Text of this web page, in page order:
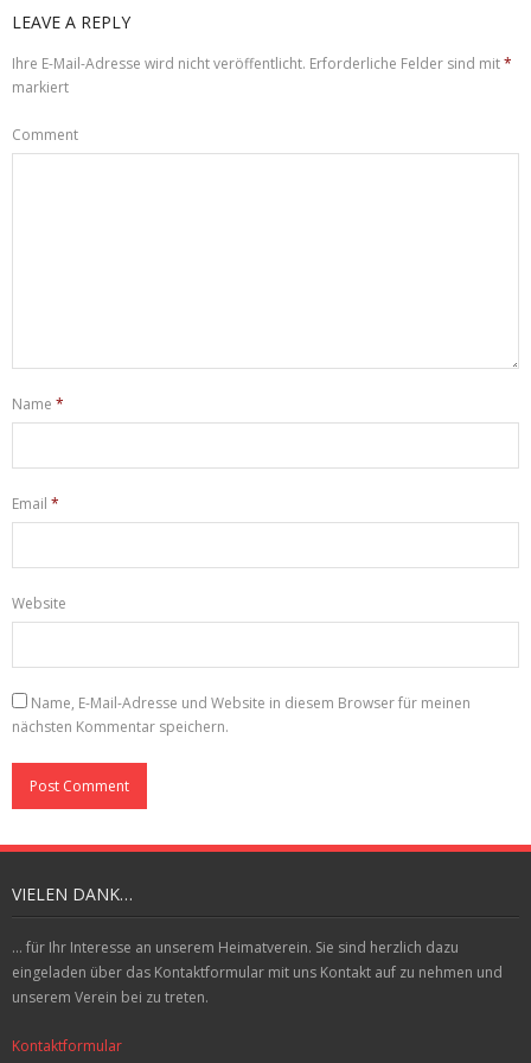
LEAVE A REPLY
Ihre E-Mail-Adresse wird nicht veröffentlicht. Erforderliche Felder sind mit*
markiert
Comment
Name *
Email *
Website
Name, E-Mail-Adresse und Website in diesem Browser für meinen
nächsten Kommentar speichern.
VIELEN DANK…
... für Ihr Interesse an unserem Heimatverein. Sie sind herzlich dazu
eingeladen über das Kontaktformular mit uns Kontakt auf zu nehmen und
unserem Verein bei zu treten.
Kontaktformular